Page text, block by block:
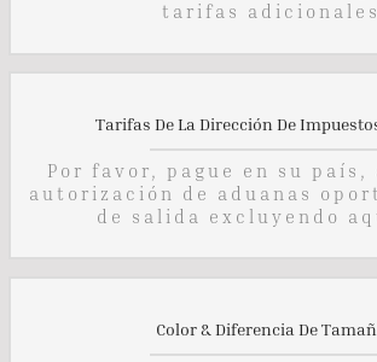
tarifas adicionales
Tarifas De La Dirección De
Por favor, pague en su país,
autorización de aduanas
de salida excluyendo
Color & Diferencia De